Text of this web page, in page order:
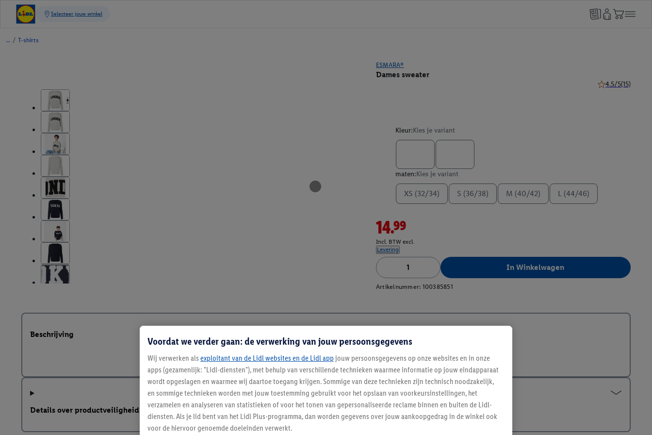
/ T-shirts
ESMARA®
Dames sweater
4.5/5(15)
Kleur:Kies je variant
maten:Kies je variant
XS (32/34) S (36/38) M (40/42) L (44/46)
14.99
Incl. BTW excl.
Levering
In Winkelwagen
Artikelnummer: 100385851
Beschrijving
Details over productveiligheid
Voordat we verder gaan: de verwerking van jouw persoonsgegevens
Wij verwerken als exploitant van de Lidl websites en de Lidl app jouw persoonsgegevens op onze websites en in onze
apps (gezamenlijk: "Lidl-diensten"), met behulp van verschillende technieken waarmee informatie op jouw eindapparaat
wordt opgeslagen en waarmee wij daartoe toegang krijgen. Sommige van deze technieken zijn technisch noodzakelijk,
en sommige technieken worden met jouw toestemming gebruikt voor het opslaan van voorkeursinstellingen, het
verzamelen en analyseren van statistieken of voor het tonen van gepersonaliseerde reclame binnen en buiten de Lidl-
diensten. Als je lid bent van het Lidl Plus-programma, dan worden gegevens over jouw aankoopgedrag in de winkel ook
voor de hiervoor genoemde doeleinden verwerkt.